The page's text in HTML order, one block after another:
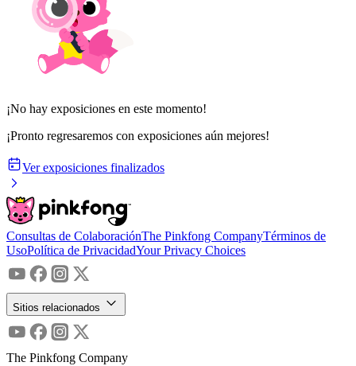
¡No hay exposiciones en este momento!
¡Pronto regresaremos con exposiciones aún mejores!
Ver exposiciones finalizados
Consultas de ColaboraciónThe Pinkfong CompanyTérminos de
UsoPolítica de PrivacidadYour Privacy Choices
Sitios relacionados
The Pinkfong Company